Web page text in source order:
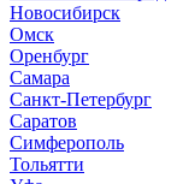
Новосибирск
Омск
Оренбург
Самара
Санкт-Петербург
Саратов
Симферополь
Тольятти